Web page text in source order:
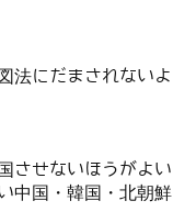
法にだまされないよ
させないほうがよい
中国・韓国・北朝鮮